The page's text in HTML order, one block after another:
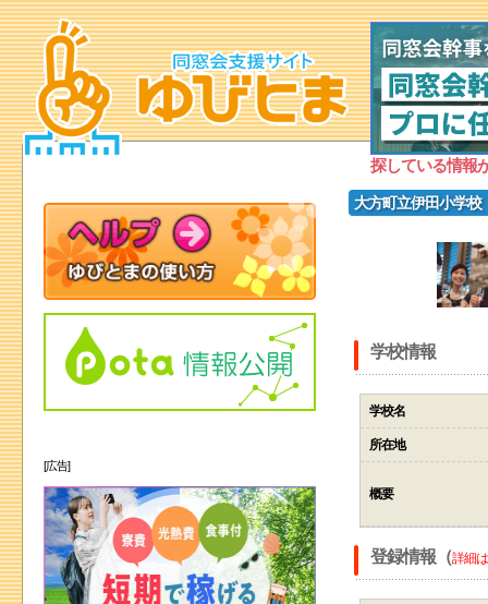
探している情報
大方町立伊田小学校
学校情報
学校名
所在地
概要
登録情報（詳細
[広告]